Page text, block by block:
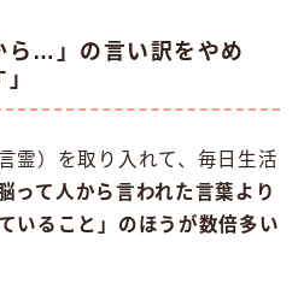
…」の言い訳をやめ
霊）を取り入れて、毎日生活
って人から言われた言葉より
いること」のほうが数倍多い